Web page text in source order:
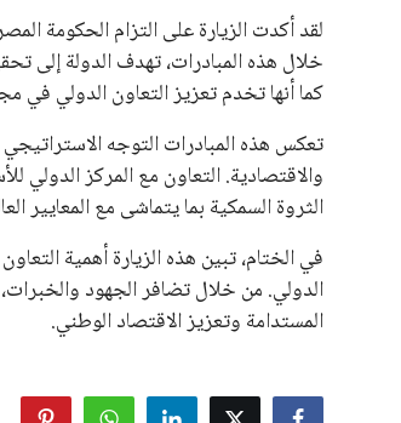
لقد أكدت الزيارة على التزام الحكومة
خلال هذه المبادرات، تهدف الدولة إلى
كما أنها تخدم تعزيز التعاون الدولي في
تعكس هذه المبادرات التوجه الاستراتيجي
والاقتصادية. التعاون مع المركز الدولي
الثروة السمكية بما يتماشى مع المعايير
في الختام، تبين هذه الزيارة أهمية
الدولي. من خلال تضافر الجهود
المستدامة وتعزيز الاقتصاد الوطني.